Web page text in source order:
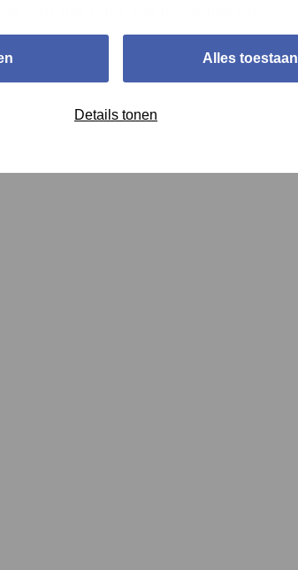
Alles toestaan
Details tonen
van het kind. De focus ligt op